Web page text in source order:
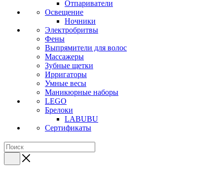
Отпариватели
Освещение
Ночники
Электробритвы
Фены
Выпрямители для волос
Массажеры
Зубные щетки
Ирригаторы
Умные весы
Маникюрные наборы
LEGO
Брелоки
LABUBU
Сертификаты